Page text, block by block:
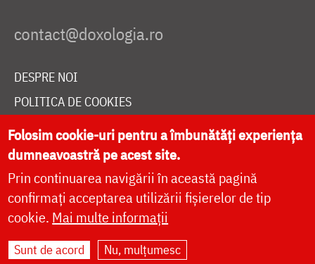
DESPRE NOI
POLITICA DE COOKIES
DONEAZĂ ONLINE PENTRU CATEDRALA NAȚIONALĂ
LIVE
Site dezvoltat deDOXOLOGIA MEDIA
Folosim cookie-uri pentru a îmbunătăți experiența
dumneavoastră pe acest site.
Prin continuarea navigării în această pagină
confirmați acceptarea utilizării fișierelor de tip
cookie. Mai multe informații
Sunt de acord Nu, mulțumesc